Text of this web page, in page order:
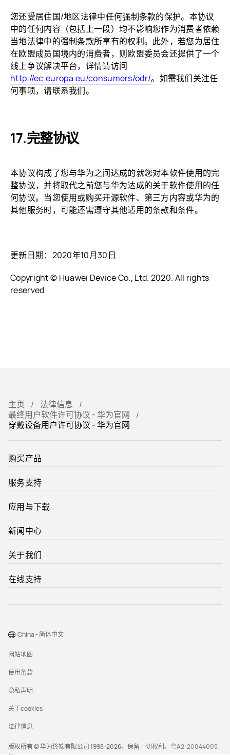
您还受居住国/地区法律中任何强制条款的保护。本协议
中的任何内容（包括上一段）均不影响您作为消费者依赖
当地法律中的强制条款所享有的权利。此外，若您为居住
在欧盟成员国境内的消费者，则欧盟委员会还提供了一个
线上争议解决平台，详情请访问
http://ec.europa.eu/consumers/odr/。如需我们关注任
何事项，请联系我们。
完整协议
本协议构成了您与华为之间达成的就您对本软件使用的完
整协议，并将取代之前您与华为达成的关于软件使用的任
何协议。当您使用或购买开源软件、第三方内容或华为的
其他服务时，可能还需遵守其他适用的条款和条件。
更新日期：2020年10月30日
Copyright © Huawei Device Co., Ltd. 2020. All rights
reserved
主页
法律信息
最终用户软件许可协议 - 华为官网
穿戴设备用户许可协议 - 华为官网
购买产品
服务支持
应用与下载
新闻中心
关于我们
在线支持
版权所有 © 华为终端有限公司 1998-2026。保留一切权利。 粤A2-20044005
网站地图
使用条款
隐私声明
关于cookies
法律信息
China - 简体中文